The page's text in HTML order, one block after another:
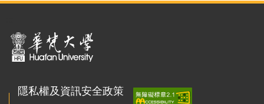
隱私權及資訊安全政策